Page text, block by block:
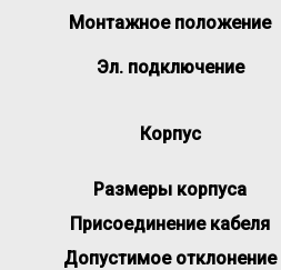
Монтажное положение
Эл. подключение
Корпус
Размеры корпуса
Присоединение кабеля
Допустимое отклонение